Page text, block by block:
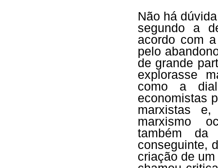
Não há
segundo a
acordo com
pelo
de grande
explorasse
como a
economistas
marxistas
marxismo
também
conseguinte,
criação de